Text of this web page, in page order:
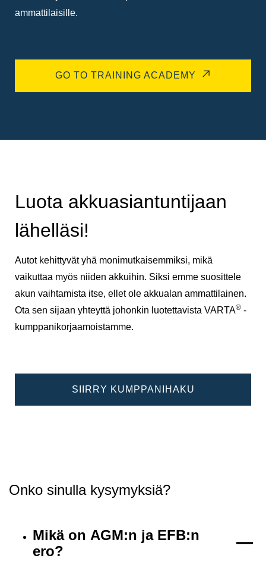
ammattilaisille.
GO TO TRAINING ACADEMY
Luota akkuasiantuntijaan
lähelläsi!
Autot kehittyvät yhä monimutkaisemmiksi, mikä
vaikuttaa myös niiden akkuihin. Siksi emme suosittele
akun vaihtamista itse, ellet ole akkualan ammattilainen.
Ota sen sijaan yhteyttä johonkin luotettavista VARTA® -
kumppanikorjaamoistamme.
SIIRRY KUMPPANIHAKU
Onko sinulla kysymyksiä?
Mikä on AGM:n ja EFB:n
ero?